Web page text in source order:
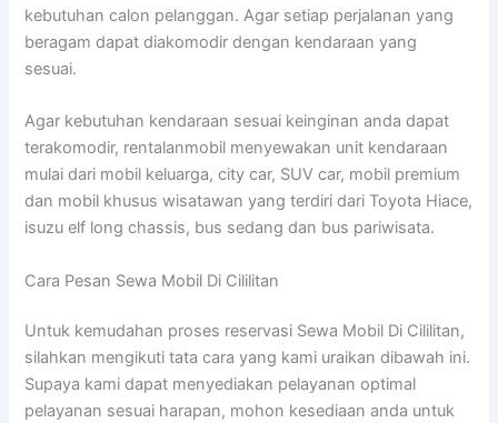
kebutuhan calon pelanggan. Agar setiap perjalanan yang
beragam dapat diakomodir dengan kendaraan yang
sesuai.
Agar kebutuhan kendaraan sesuai keinginan anda dapat
terakomodir, rentalanmobil menyewakan unit kendaraan
mulai dari mobil keluarga, city car, SUV car, mobil premium
dan mobil khusus wisatawan yang terdiri dari Toyota Hiace,
isuzu elf long chassis, bus sedang dan bus pariwisata.
Cara Pesan Sewa Mobil Di Cililitan
Untuk kemudahan proses reservasi Sewa Mobil Di Cililitan,
silahkan mengikuti tata cara yang kami uraikan dibawah ini.
Supaya kami dapat menyediakan pelayanan optimal
pelayanan sesuai harapan, mohon kesediaan anda untuk